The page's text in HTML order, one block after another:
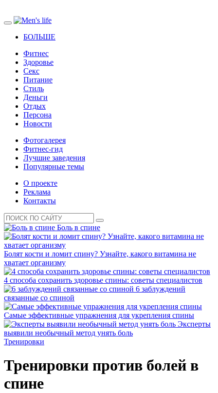
БОЛЬШЕ
Фитнес
Здоровье
Секс
Питание
Стиль
Деньги
Отдых
Персона
Новости
Фотогалерея
Фитнес-гид
Лучшие заведения
Популярные темы
О проекте
Реклама
Контакты
Боль в спине
Болят кости и ломит спину? Узнайте, какого витамина не
хватает организму
4 способа сохранить здоровье спины: советы специалистов
6 заблуждений
связанные со спиной
Самые эффективные упражнения для укрепления спины
Эксперты
выявили необычный метод унять боль
Тренировки
Тренировки против болей в
спине